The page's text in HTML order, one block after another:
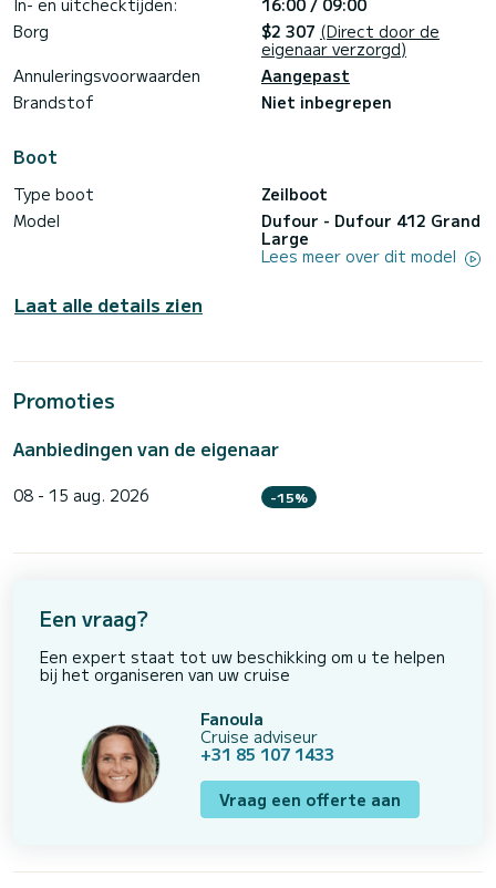
Als u vragen heeft over de boot of de chartervoorwaarden,
kunt u een bericht sturen via het Samboat-platform. Een
SamBoat-adviseur beantwoordt uw vragen en biedt u onze
In- en uitchecktijden:
16:00 / 09:00
Borg
$2 307 (Direct door de
eigenaar verzorgd)
Annuleringsvoorwaarden
Aangepast
Brandstof
Niet inbegrepen
Boot
Type boot
Zeilboot
Model
Dufour - Dufour 412 Grand
Large
Lees meer over dit model
Laat alle details zien
Promoties
Aanbiedingen van de eigenaar
08 - 15 aug. 2026 -15%
Een vraag?
Een expert staat tot uw beschikking om u te helpen
bij het organiseren van uw cruise
Fanoula
Cruise adviseur
+31 85 107 1433
Vraag een offerte aan